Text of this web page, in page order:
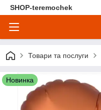
SHOP-teremochek
Товари та послуги
Новинка